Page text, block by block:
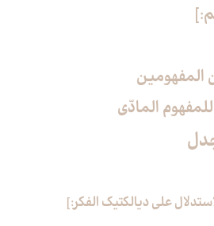
المفهومين
للمفهوم المادّي
على ديالكتيك الفكر:]